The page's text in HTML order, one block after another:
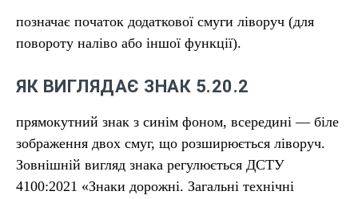
позначає початок додаткової смуги ліворуч (для
повороту наліво або іншої функції).
ЯК ВИГЛЯДАЄ ЗНАК 5.20.2
прямокутний знак з синім фоном, всередині — біле
зображення двох смуг, що розширюється ліворуч.
Зовнішній вигляд знака регулюється ДСТУ
4100:2021 «Знаки дорожні. Загальні технічні